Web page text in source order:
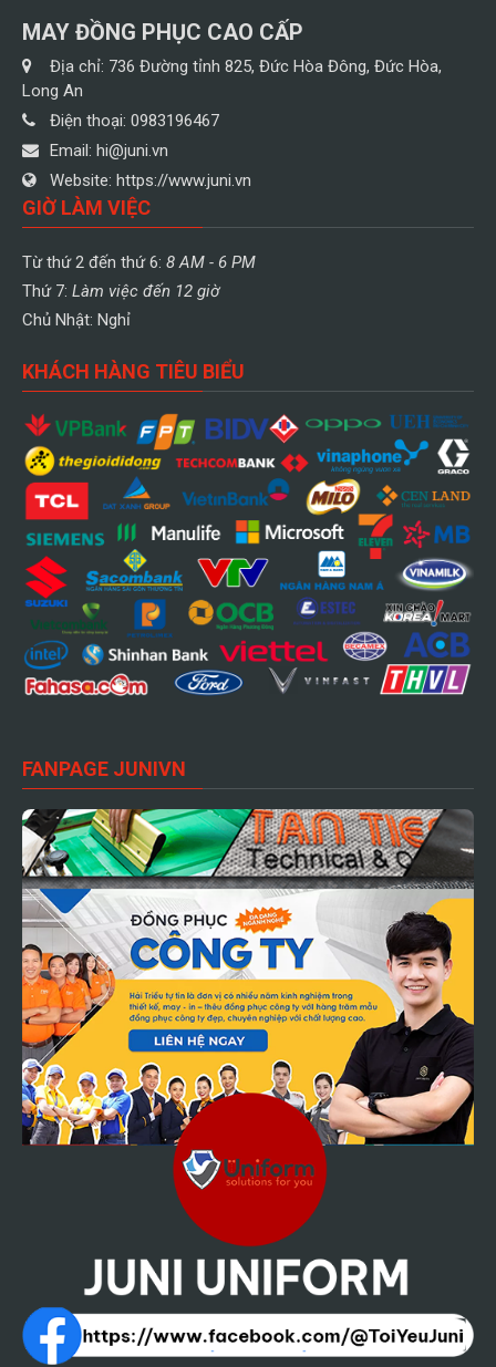
MAY ĐỒNG PHỤC CAO CẤP
Địa chỉ: 736 Đường tỉnh 825, Đức Hòa Đông, Đức Hòa,
Long An
Điện thoại: 0983196467
Email: hi@juni.vn
Website: https://www.juni.vn
GIỜ LÀM VIỆC
Từ thứ 2 đến thứ 6: 8 AM - 6 PM
Thứ 7: Làm việc đến 12 giờ
Chủ Nhật: Nghỉ
KHÁCH HÀNG TIÊU BIỂU
FANPAGE JUNIVN